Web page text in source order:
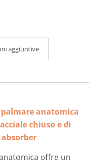
aggiuntive
anatomica
chiuso e di
offre un